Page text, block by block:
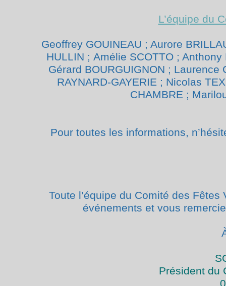
L’équipe du
Geoffrey GOUINEAU ; Aurore
HULLIN ; Amélie SCOTTO ;
Gérard BOURGUIGNON ; Laurence
RAYNARD-GAYERIE ; Nicolas
CHAMBRE ;
Pour toutes les informations,
Toute l’équipe du Comité des
événements et vous
Président du